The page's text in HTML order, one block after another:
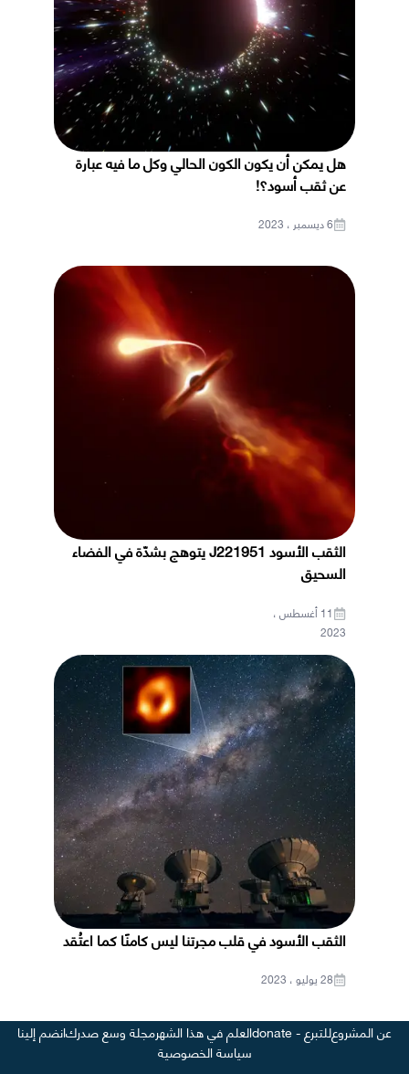
هل يمكن أن يكون الكون الحالي وكل ما فيه عبارة
عن ثقب أسود؟!
6 ديسمبر ، 2023
الثقب الأسود J221951 يتوهج بشدّة في الفضاء
السحيق
11 أغسطس ،
2023
الثقب الأسود في قلب مجرتنا ليس كامنًا كما اعتُقد
28 يوليو ، 2023
عن المشروعللتبرع - donate العلم في هذا الشهرمجلة وسع صدركانضم إلينا
سياسة الخصوصية